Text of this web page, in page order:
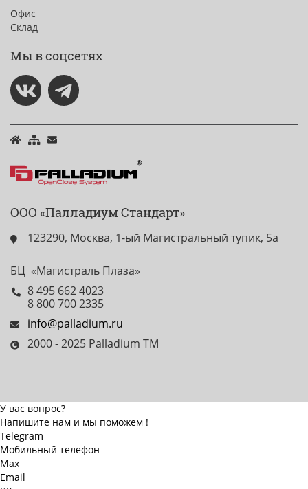
Офис
Склад
Мы в соцсетях
ООО «Палладиум Стандарт»
123290, Москва, 1-ый Магистральный тупик, 5а
БЦ «Магистраль Плаза»
8 495 662 4023
8 800 700 2335
info@palladium.ru
2000 - 2025 Palladium TM
У вас вопрос?
Напишите нам и мы поможем !
Telegram
Мобильный телефон
Max
Email